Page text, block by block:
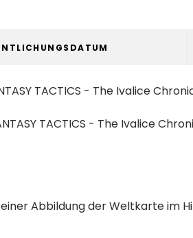
TACTICS - The Ivalice
TACTICS - The Ivalice
Abbildung der Weltkarte im